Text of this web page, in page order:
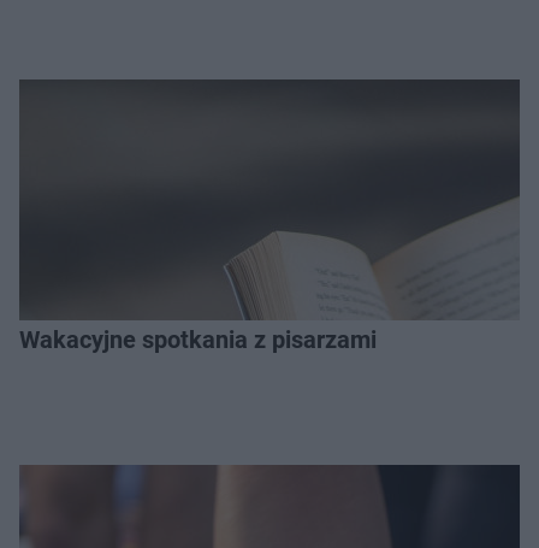
Wakacyjne spotkania z pisarzami